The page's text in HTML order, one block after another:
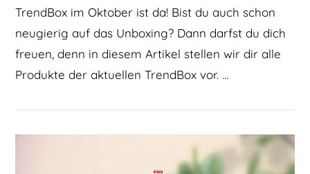
TrendBox im Oktober ist da! Bist du auch schon
neugierig auf das Unboxing? Dann darfst du dich
freuen, denn in diesem Artikel stellen wir dir alle
Produkte der aktuellen TrendBox vor. …